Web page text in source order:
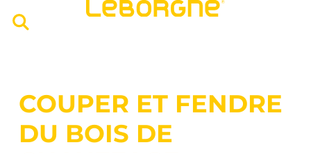
COUPER ET FENDRE
DU BOIS DE